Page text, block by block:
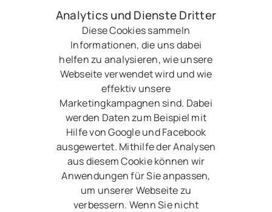
Analytics und Dienste Dritter
Diese Cookies sammeln
Informationen, die uns dabei
helfen zu analysieren, wie unsere
Webseite verwendet wird und wie
effektiv unsere
Marketingkampagnen sind. Dabei
werden Daten zum Beispiel mit
Hilfe von Google und Facebook
ausgewertet. Mithilfe der Analysen
aus diesem Cookie können wir
Anwendungen für Sie anpassen,
um unserer Webseite zu
verbessern. Wenn Sie nicht